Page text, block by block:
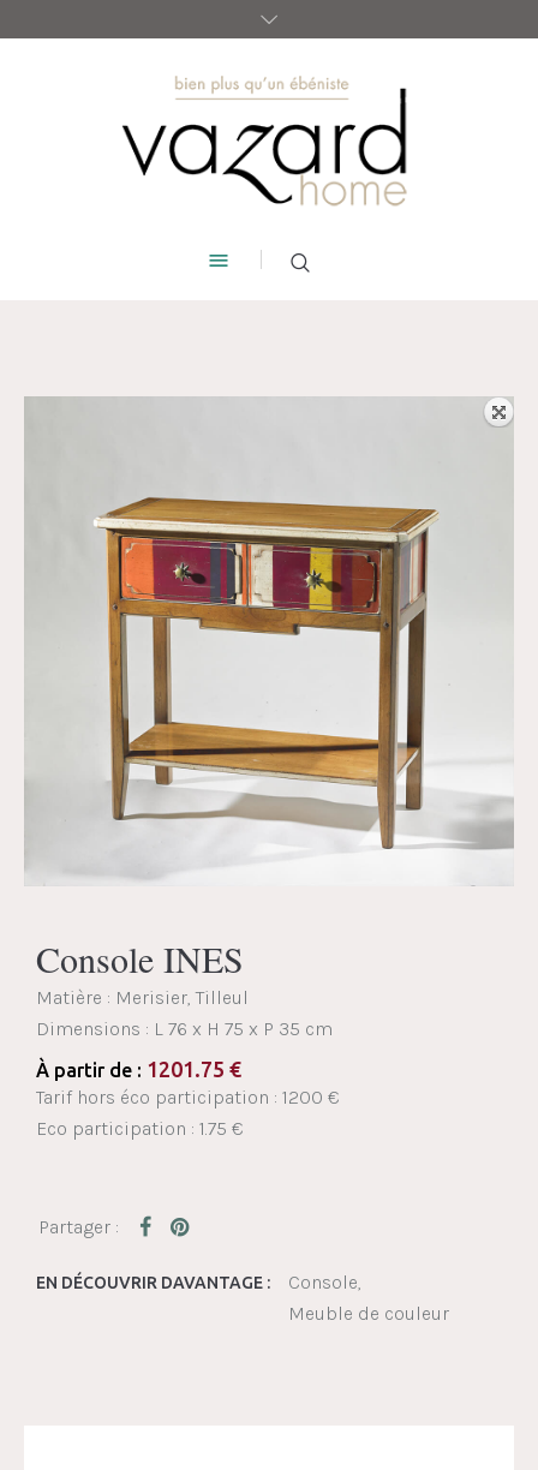
Console INES
Matière : Merisier, Tilleul
Dimensions : L 76 x H 75 x P 35 cm
À partir de : 1201.75 €
Tarif hors éco participation : 1200 €
Eco participation : 1.75 €
EN DÉCOUVRIR DAVANTAGE :
Console
Meuble de couleur